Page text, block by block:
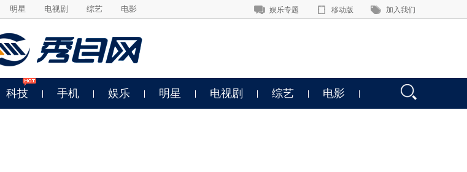
明星 电视剧 综艺 电影 娱乐专题 移动版 加入我们
科技 手机 娱乐 明星 电视剧 综艺 电影